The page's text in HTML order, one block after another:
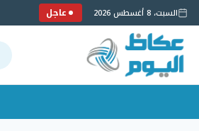
السبت، 8 أغسطس 2026 عاجل